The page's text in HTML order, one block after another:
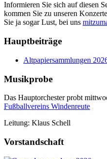
Informieren Sie sich auf diesen
kommen Sie zu unseren
Sie ja sogar Lust, bei uns
Hauptbeiträge
Altpapiersammlungen
Musikprobe
Das Hauptorchester probt
Fußballvereins Windenreute
Leitung: Klaus Schell
Vorstandschaft